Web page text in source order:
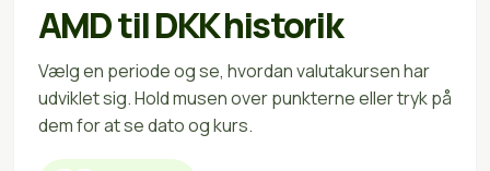
AMD til DKK historik
Vælg en periode og se, hvordan valutakursen har
udviklet sig. Hold musen over punkterne eller tryk på
dem for at se dato og kurs.